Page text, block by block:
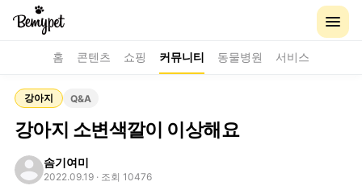
홈 콘텐츠 쇼핑 커뮤니티 동물병원 서비스
강아지 Q&A
강아지 소변색깔이 이상해요
솜기여미
2022.09.19 · 조회 10476